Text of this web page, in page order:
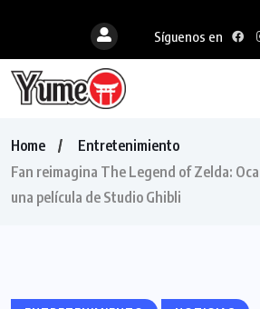
Síguenos en
Home
Entretenimiento
Fan reimagina The Legend of Zelda:
una película de Studio Ghibli